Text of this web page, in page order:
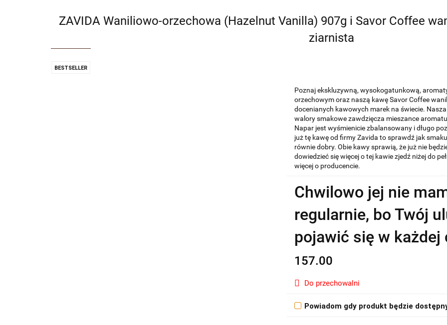
ZAVIDA Waniliowo-orzechowa (Hazelnut Vanilla) 907g i Savor Coffee
ziarnista
BESTSELLER
Poznaj ekskluzywną, wysokogatunkową,
orzechowym oraz naszą kawę Savor Coffee
docenianych kawowych marek na świecie.
walory smakowe zawdzięcza mieszance
Napar jest wyśmienicie zbalansowany i długo
już tę kawę od firmy Zavida to sprawdź jak
równie dobry. Obie kawy sprawią, że już nie
dowiedzieć się więcej o tej kawie zjedź niżej do
więcej o producencie.
Chwilowo jej nie
regularnie, bo Twój
pojawić się w każdej
157.00
Do przechowalni
Powiadom gdy produkt będzie